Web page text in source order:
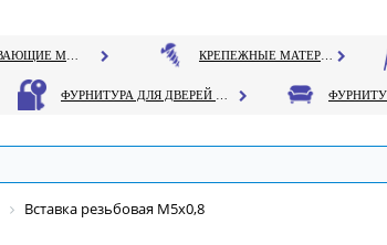
Вставка резьбовая М5х0,8